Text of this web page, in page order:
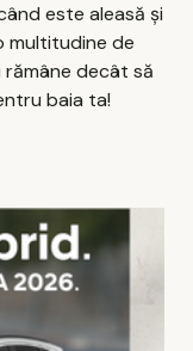
este aleasă și
multitudine de
decât să
baia ta!